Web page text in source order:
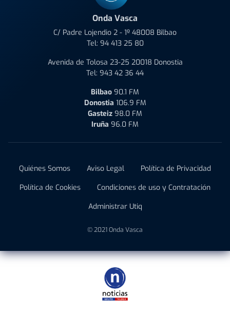
Onda Vasca
C/ Padre Lojendio 2 - 1º 48008 Bilbao
Tel: 94 413 25 80
Avenida de Tolosa 23-25 20018 Donostia
Tel: 943 42 36 44
Bilbao 90.1 FM
Donostia 106.9 FM
Gasteiz 98.0 FM
Iruña 96.0 FM
Quiénes Somos Aviso Legal
Política de Privacidad
Política de Cookies
Condiciones de uso y Contratación
Administrar Utiq
© 2021 Onda Vasca